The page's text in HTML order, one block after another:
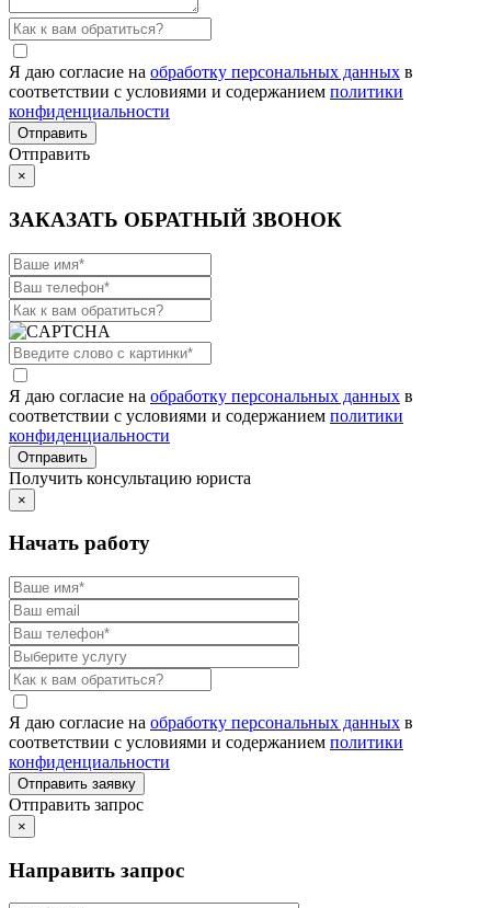
Я даю согласие на обработку персональных данных в
соответствии с условиями и содержанием политики
конфиденциальности
Отправить
×
ЗАКАЗАТЬ ОБРАТНЫЙ ЗВОНОК
Я даю согласие на обработку персональных данных в
соответствии с условиями и содержанием политики
конфиденциальности
Получить консультацию юриста
×
Начать работу
Я даю согласие на обработку персональных данных в
соответствии с условиями и содержанием политики
конфиденциальности
Отправить запрос
×
Направить запрос